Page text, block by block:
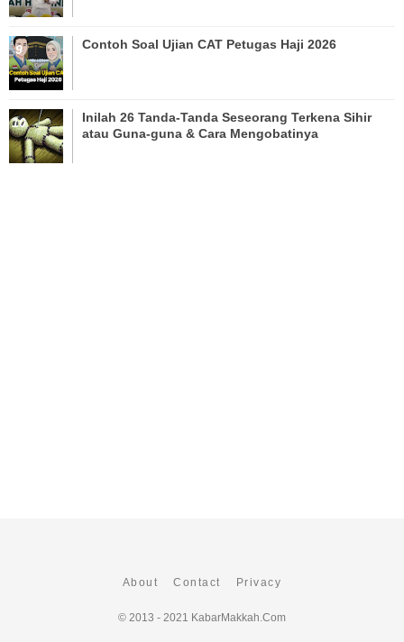
Contoh Soal Ujian CAT Petugas Haji 2026
Inilah 26 Tanda-Tanda Seseorang Terkena Sihir
atau Guna-guna & Cara Mengobatinya
About Contact Privacy
© 2013 - 2021 KabarMakkah.Com